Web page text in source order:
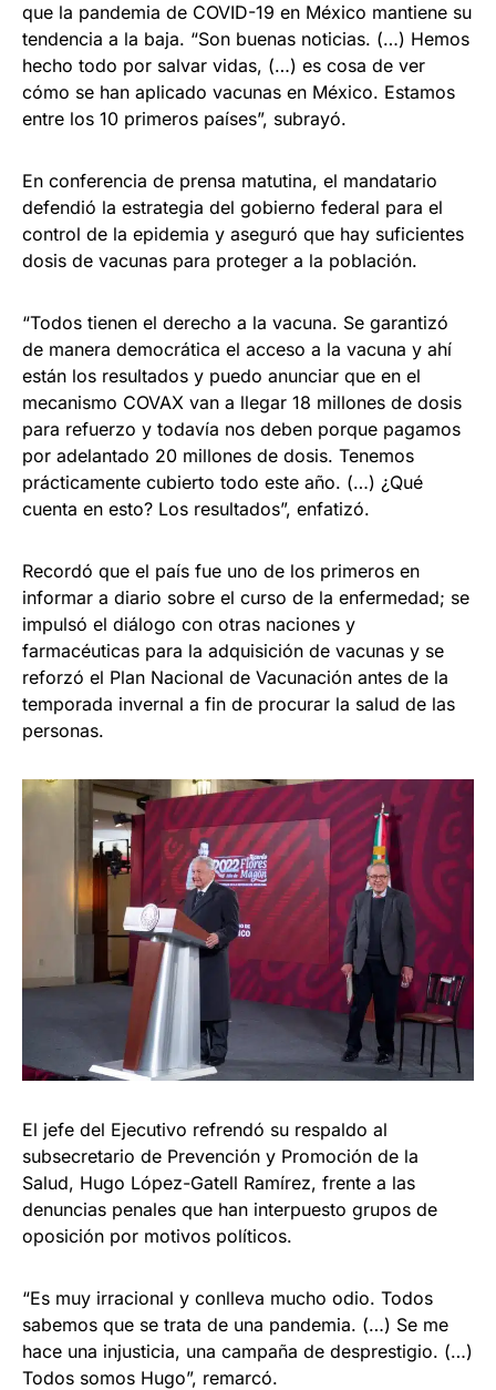
que la pandemia de COVID-19 en México mantiene su
tendencia a la baja. “Son buenas noticias. (…) Hemos
hecho todo por salvar vidas, (…) es cosa de ver
cómo se han aplicado vacunas en México. Estamos
entre los 10 primeros países”, subrayó.
En conferencia de prensa matutina, el mandatario
defendió la estrategia del gobierno federal para el
control de la epidemia y aseguró que hay suficientes
dosis de vacunas para proteger a la población.
“Todos tienen el derecho a la vacuna. Se garantizó
de manera democrática el acceso a la vacuna y ahí
están los resultados y puedo anunciar que en el
mecanismo COVAX van a llegar 18 millones de dosis
para refuerzo y todavía nos deben porque pagamos
por adelantado 20 millones de dosis. Tenemos
prácticamente cubierto todo este año. (…) ¿Qué
cuenta en esto? Los resultados”, enfatizó.
Recordó que el país fue uno de los primeros en
informar a diario sobre el curso de la enfermedad; se
impulsó el diálogo con otras naciones y
farmacéuticas para la adquisición de vacunas y se
reforzó el Plan Nacional de Vacunación antes de la
temporada invernal a fin de procurar la salud de las
personas.
El jefe del Ejecutivo refrendó su respaldo al
subsecretario de Prevención y Promoción de la
Salud, Hugo López-Gatell Ramírez, frente a las
denuncias penales que han interpuesto grupos de
oposición por motivos políticos.
“Es muy irracional y conlleva mucho odio. Todos
sabemos que se trata de una pandemia. (…) Se me
hace una injusticia, una campaña de desprestigio. (…)
Todos somos Hugo”, remarcó.